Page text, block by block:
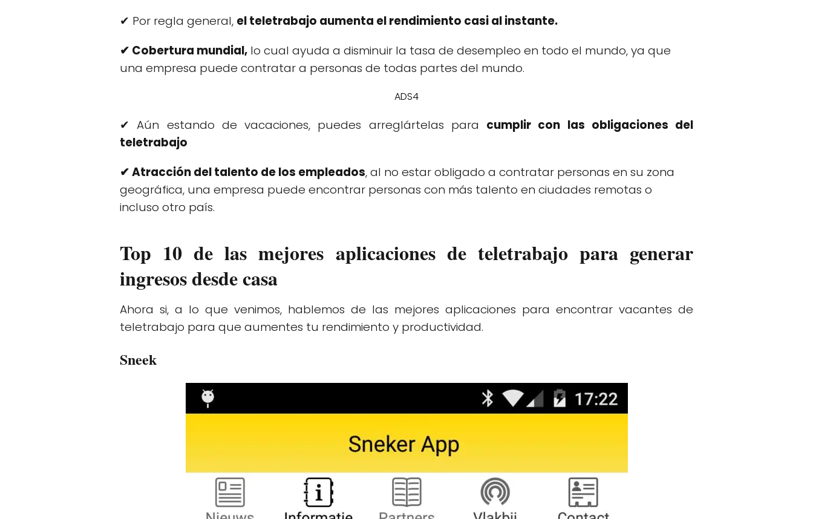
✔ Por regla general, el teletrabajo aumenta el rendimiento casi al instante.
✔ Cobertura mundial, lo cual ayuda a disminuir la tasa de desempleo en todo el mundo, ya que
una empresa puede contratar a personas de todas partes del mundo.
ADS4
✔ Aún estando de vacaciones, puedes arreglártelas para cumplir con las obligaciones del
teletrabajo
✔ Atracción del talento de los empleados, al no estar obligado a contratar personas en su zona
geográfica, una empresa puede encontrar personas con más talento en ciudades remotas o
incluso otro país.
Top 10 de las mejores aplicaciones de teletrabajo para generar
ingresos desde casa
Ahora si, a lo que venimos, hablemos de las mejores aplicaciones para encontrar vacantes de
teletrabajo para que aumentes tu rendimiento y productividad.
Sneek